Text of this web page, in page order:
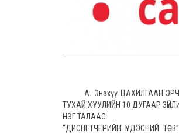
А. Энэхүү ЦАХИЛГААН
ТУХАЙ ХУУЛИЙН 10 ДУГААР
НЭГ ТАЛААС:
“ДИСПЕТЧЕРИЙН ҮНДЭСНИЙ